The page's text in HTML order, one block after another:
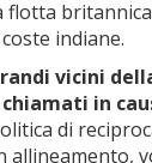
flotta
indiane.
vicini
in
di
allineamento,